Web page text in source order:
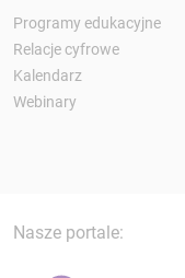
Programy edukacyjne
Relacje cyfrowe
Kalendarz
Webinary
Nasze portale: